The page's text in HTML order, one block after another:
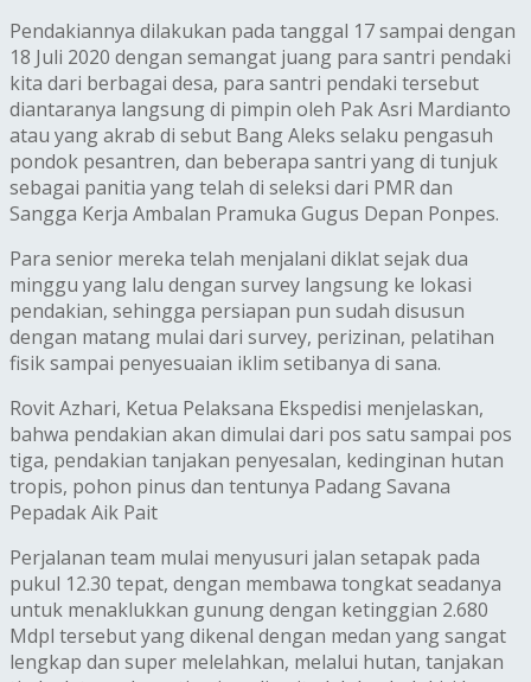
Pendakiannya dilakukan pada tanggal 17 sampai dengan
18 Juli 2020 dengan semangat juang para santri pendaki
kita dari berbagai desa, para santri pendaki tersebut
diantaranya langsung di pimpin oleh Pak Asri Mardianto
atau yang akrab di sebut Bang Aleks selaku pengasuh
pondok pesantren, dan beberapa santri yang di tunjuk
sebagai panitia yang telah di seleksi dari PMR dan
Sangga Kerja Ambalan Pramuka Gugus Depan Ponpes.
Para senior mereka telah menjalani diklat sejak dua
minggu yang lalu dengan survey langsung ke lokasi
pendakian, sehingga persiapan pun sudah disusun
dengan matang mulai dari survey, perizinan, pelatihan
fisik sampai penyesuaian iklim setibanya di sana.
Rovit Azhari, Ketua Pelaksana Ekspedisi menjelaskan,
bahwa pendakian akan dimulai dari pos satu sampai pos
tiga, pendakian tanjakan penyesalan, kedinginan hutan
tropis, pohon pinus dan tentunya Padang Savana
Pepadak Aik Pait
Perjalanan team mulai menyusuri jalan setapak pada
pukul 12.30 tepat, dengan membawa tongkat seadanya
untuk menaklukkan gunung dengan ketinggian 2.680
Mdpl tersebut yang dikenal dengan medan yang sangat
lengkap dan super melelahkan, melalui hutan, tanjakan